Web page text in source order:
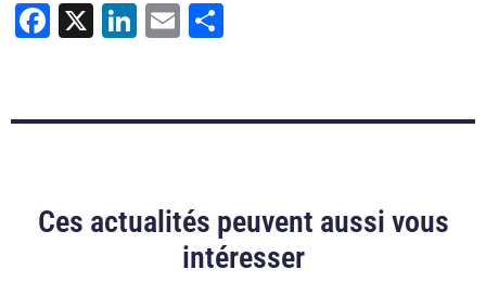
Facebook
X LinkedIn
Email
Ces actualités peuvent aussi vous
intéresser